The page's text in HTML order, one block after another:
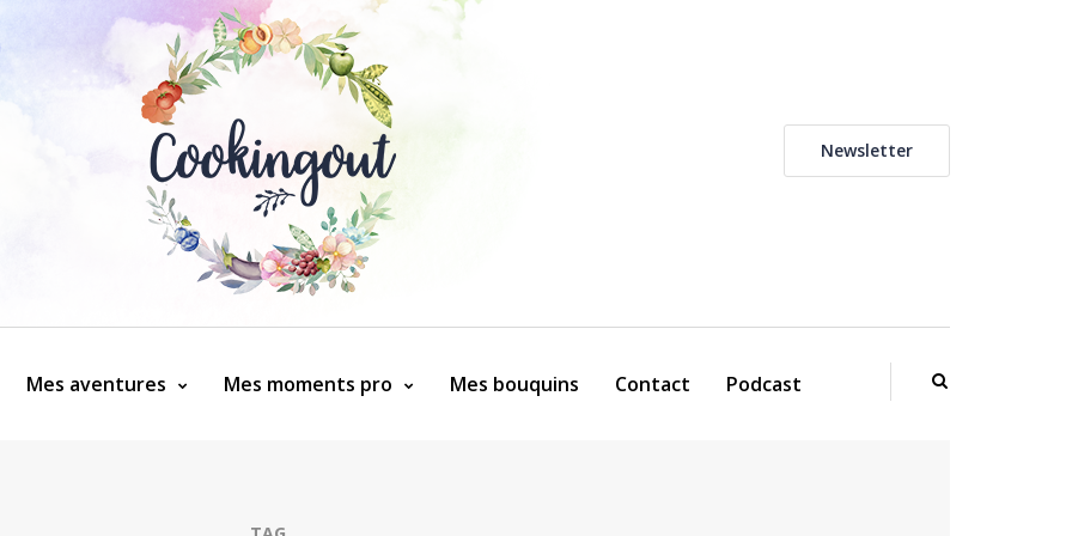
Newsletter
Mes aventures Mes moments pro Mes bouquins Contact Podcast